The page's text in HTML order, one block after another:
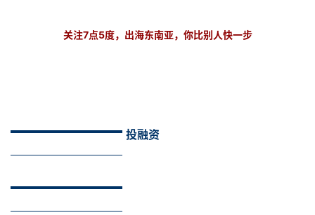
关注7点5度，出海东南亚，你比别人快一步
投融资